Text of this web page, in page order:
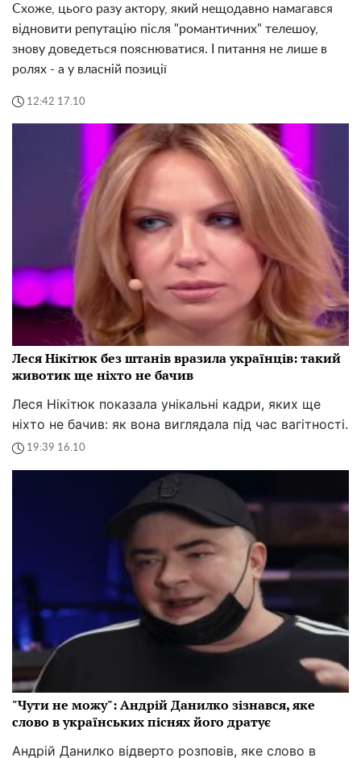
Схоже, цього разу актору, який нещодавно намагався
відновити репутацію після "романтичних" телешоу,
знову доведеться пояснюватися. І питання не лише в
ролях - а у власній позиції
12:42 17.10
Леся Нікітюк без штанів вразила українців: такий
животик ще ніхто не бачив
Леся Нікітюк показала унікальні кадри, яких ще
ніхто не бачив: як вона виглядала під час вагітності.
19:39 16.10
"Чути не можу": Андрій Данилко зізнався, яке
слово в українських піснях його дратує
Андрій Данилко відверто розповів, яке слово в